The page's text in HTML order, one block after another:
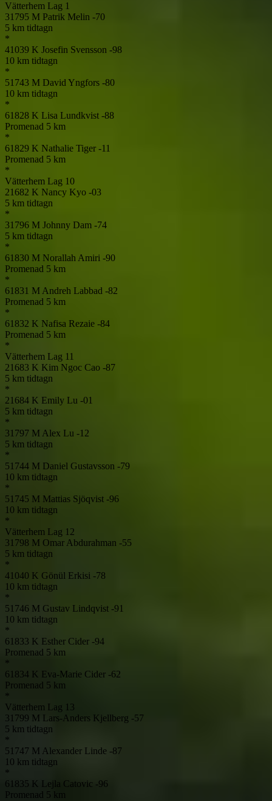
Vätterhem Lag 1
31795 M Patrik Melin -70
5 km tidtagn
*
41039 K Josefin Svensson -98
10 km tidtagn
*
51743 M David Yngfors -80
10 km tidtagn
*
61828 K Lisa Lundkvist -88
Promenad 5 km
*
61829 K Nathalie Tiger -11
Promenad 5 km
*
Vätterhem Lag 10
21682 K Nancy Kyo -03
5 km tidtagn
*
31796 M Johnny Dam -74
5 km tidtagn
*
61830 M Norallah Amiri -90
Promenad 5 km
*
61831 M Andreh Labbad -82
Promenad 5 km
*
61832 K Nafisa Rezaie -84
Promenad 5 km
*
Vätterhem Lag 11
21683 K Kim Ngoc Cao -87
5 km tidtagn
*
21684 K Emily Lu -01
5 km tidtagn
*
31797 M Alex Lu -12
5 km tidtagn
*
51744 M Daniel Gustavsson -79
10 km tidtagn
*
51745 M Mattias Sjöqvist -96
10 km tidtagn
*
Vätterhem Lag 12
31798 M Omar Abdurahman -55
5 km tidtagn
*
41040 K Gönül Erkisi -78
10 km tidtagn
*
51746 M Gustav Lindqvist -91
10 km tidtagn
*
61833 K Esther Cider -94
Promenad 5 km
*
61834 K Eva-Marie Cider -62
Promenad 5 km
*
Vätterhem Lag 13
31799 M Lars-Anders Kjellberg -57
5 km tidtagn
*
51747 M Alexander Linde -87
10 km tidtagn
*
61835 K Lejla Catovic -96
Promenad 5 km